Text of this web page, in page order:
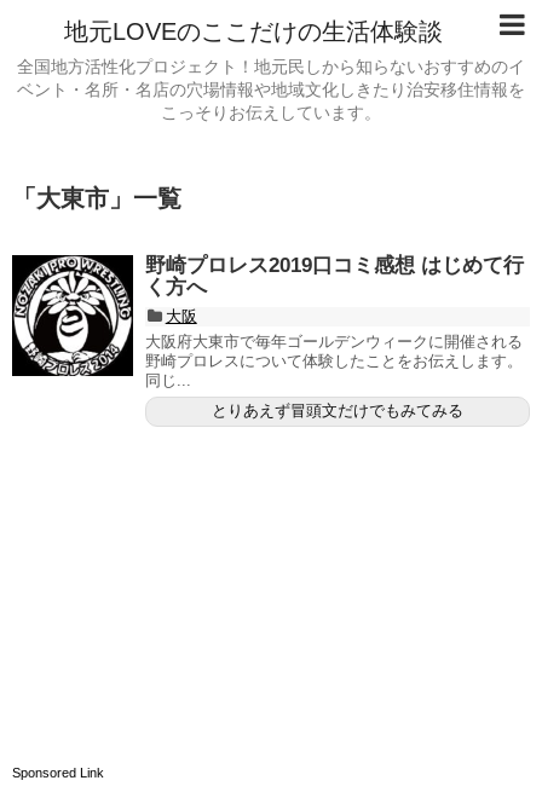
地元LOVEのここだけの生活体験談
全国地方活性化プロジェクト！地元民しから知らないおすすめのイ
ベント・名所・名店の穴場情報や地域文化しきたり治安移住情報を
こっそりお伝えしています。
「 大東市 」 一覧
野崎プロレス2019口コミ感想 はじめて行
く方へ
大阪
大阪府大東市で毎年ゴールデンウィークに開催される
野崎プロレスについて体験したことをお伝えします。
同じ...
とりあえず冒頭文だけでもみてみる
Sponsored Link